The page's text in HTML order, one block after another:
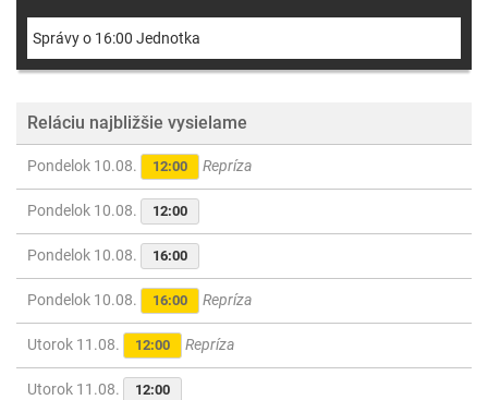
Správy o 16:00 Jednotka
Reláciu najbližšie vysielame
Pondelok 10.08. 12:00 Repríza
Pondelok 10.08. 12:00
Pondelok 10.08. 16:00
Pondelok 10.08. 16:00 Repríza
Utorok 11.08. 12:00 Repríza
Utorok 11.08. 12:00